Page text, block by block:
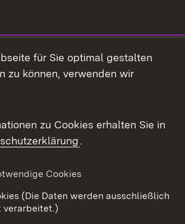
für Sie optimal gestalten
zu können, verwenden wir
zu Cookies erhalten Sie in
.
Cookies
(Die Daten werden ausschließlich
verarbeitet.)